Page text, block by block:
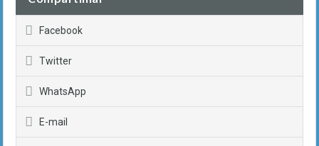
Facebook
Twitter
WhatsApp
E-mail